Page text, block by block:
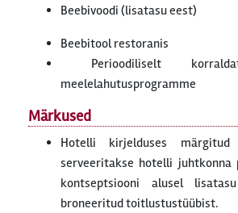
Beebivoodi (lisatasu eest)
Beebitool restoranis
Perioodiliselt
meelelahutusprogramme
Märkused
Hotelli kirjelduses
serveeritakse hotelli juhtkonna
kontseptsiooni alusel
broneeritud toitlustustüübist.